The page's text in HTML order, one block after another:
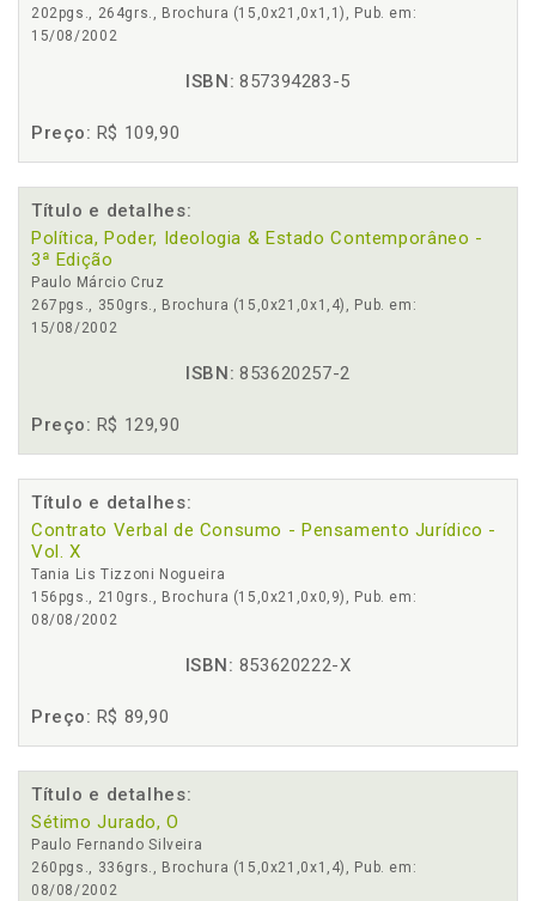
202pgs., 264grs., Brochura (15,0x21,0x1,1), Pub. em:
15/08/2002
ISBN: 857394283-5
Preço: R$ 109,90
Título e detalhes:
Política, Poder, Ideologia & Estado Contemporâneo -
3ª Edição
Paulo Márcio Cruz
267pgs., 350grs., Brochura (15,0x21,0x1,4), Pub. em:
15/08/2002
ISBN: 853620257-2
Preço: R$ 129,90
Título e detalhes:
Contrato Verbal de Consumo - Pensamento Jurídico -
Vol. X
Tania Lis Tizzoni Nogueira
156pgs., 210grs., Brochura (15,0x21,0x0,9), Pub. em:
08/08/2002
ISBN: 853620222-X
Preço: R$ 89,90
Título e detalhes:
Sétimo Jurado, O
Paulo Fernando Silveira
260pgs., 336grs., Brochura (15,0x21,0x1,4), Pub. em:
08/08/2002